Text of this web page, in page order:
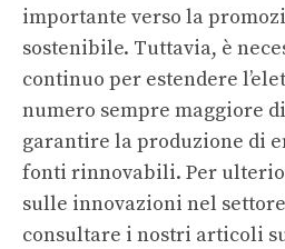
importante verso la
sostenibile. Tuttavia, è
continuo per estendere
numero sempre maggiore
garantire la produzione di
fonti rinnovabili. Per
sulle innovazioni nel
consultare i nostri articoli